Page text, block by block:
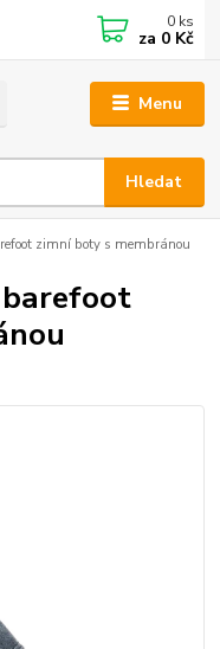
Menu
Hledat
0 ks
za 0 Kč
zimní boty s membránou